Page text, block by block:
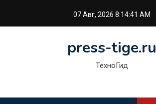
07 Авг, 2026 8:14:42 AM
press-tige.ru
ТехноГид